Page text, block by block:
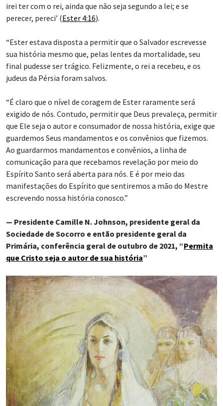
irei ter com o rei, ainda que não seja segundo a lei; e se
perecer, pereci’ (Ester 4:16).
“Ester estava disposta a permitir que o Salvador escrevesse
sua história mesmo que, pelas lentes da mortalidade, seu
final pudesse ser trágico. Felizmente, o rei a recebeu, e os
judeus da Pérsia foram salvos.
“É claro que o nível de coragem de Ester raramente será
exigido de nós. Contudo, permitir que Deus prevaleça, permitir
que Ele seja o autor e consumador de nossa história, exige que
guardemos Seus mandamentos e os convênios que fizemos.
Ao guardarmos mandamentos e convênios, a linha de
comunicação para que recebamos revelação por meio do
Espírito Santo será aberta para nós. E é por meio das
manifestações do Espírito que sentiremos a mão do Mestre
escrevendo nossa história conosco.”
— Presidente Camille N. Johnson, presidente geral da
Sociedade de Socorro e então presidente geral da
Primária, conferência geral de outubro de 2021, “Permita
que Cristo seja o autor de sua história”